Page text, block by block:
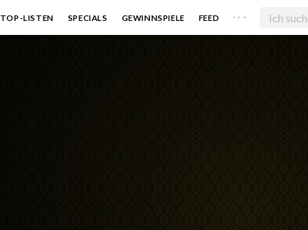
TOP-LISTEN SPECIALS GEWINNSPIELE FEED . . .